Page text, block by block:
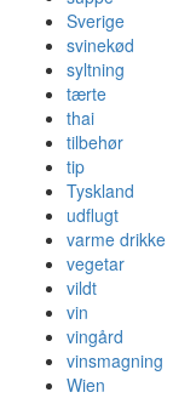
Sverige
svinekød
syltning
tærte
thai
tilbehør
tip
Tyskland
udflugt
varme drikke
vegetar
vildt
vin
vingård
vinsmagning
Wien